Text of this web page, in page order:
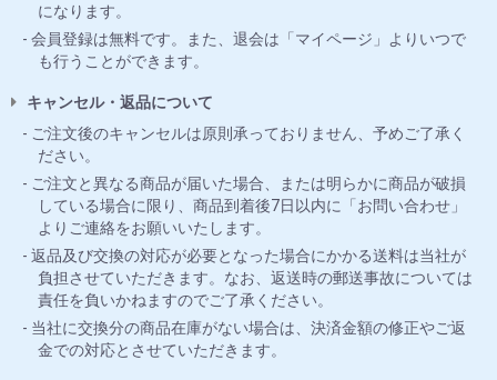
になります。
会員登録は無料です。また、退会は「マイページ」よりいつで
も行うことができます。
キャンセル・返品について
ご注文後のキャンセルは原則承っておりません、予めご了承く
ださい。
ご注文と異なる商品が届いた場合、または明らかに商品が破損
している場合に限り、商品到着後7日以内に「お問い合わせ」
よりご連絡をお願いいたします。
返品及び交換の対応が必要となった場合にかかる送料は当社が
負担させていただきます。なお、返送時の郵送事故については
責任を負いかねますのでご了承ください。
当社に交換分の商品在庫がない場合は、決済金額の修正やご返
金での対応とさせていただきます。